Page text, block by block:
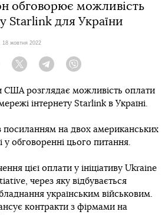
обговорює можливість
Starlink для України
18 жовтня 2022
Facebook Twitter Telegram
США розглядає можливість оплати
інтернету Starlink в Україні.
посиланням на двох американських
у обговоренні цього питання.
цієї оплати у ініціативу Ukraine
через яку відбувається
українським військовим.
контракти з фірмами на